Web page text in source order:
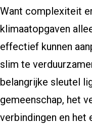
Want complexiteit
klimaatopgaven
effectief kunnen
slim te
belangrijke sleutel
gemeenschap, het
verbindingen en het